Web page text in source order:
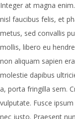
Integer at magna
nisl faucibus felis, et
metus, sed convallis
mollis, libero eu
non aliquam sapien
molestie dapibus
a, porta fringilla sem.
vulputate. Fusce
nec justo. Praesent